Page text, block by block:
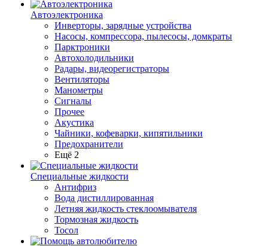
Автоэлектроника
Инверторы, зарядные устройства
Насосы, компрессора, пылесосы, домкраты
Парктроники
Автохолодильники
Радары, видеорегистраторы
Вентиляторы
Манометры
Сигналы
Прочее
Акустика
Чайники, кофеварки, кипятильники
Предохранители
Ещё 2
Специальные жидкости
Антифриз
Вода дистиллированная
Летняя жидкость стеклоомывателя
Тормозная жидкость
Тосол